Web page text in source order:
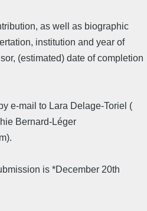
as well as biographic
institution and year of
(estimated) date of completion
e-mail to Lara Delage-Toriel (
Bernard-Léger
is *December 20th